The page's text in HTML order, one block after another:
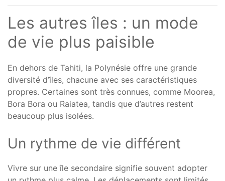
Les autres îles : un mode
de vie plus paisible
En dehors de Tahiti, la Polynésie offre une grande
diversité d’îles, chacune avec ses caractéristiques
propres. Certaines sont très connues, comme Moorea,
Bora Bora ou Raiatea, tandis que d’autres restent
beaucoup plus isolées.
Un rythme de vie différent
Vivre sur une île secondaire signifie souvent adopter